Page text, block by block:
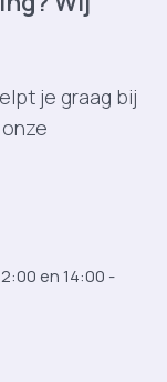
en in (moderne)
via het dak
je graag bij
en 14:00 -